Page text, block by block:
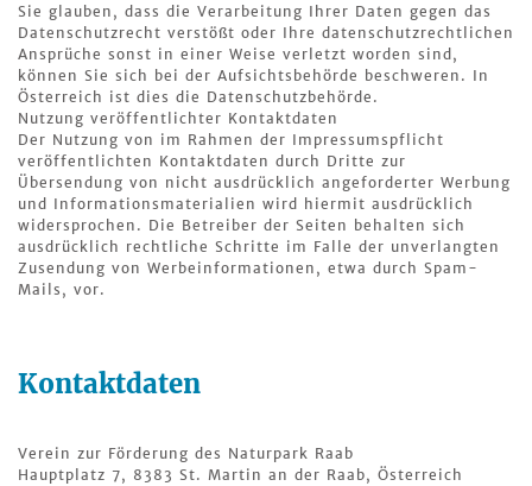
Sie glauben, dass die Verarbeitung Ihrer Daten gegen das
Datenschutzrecht verstößt oder Ihre datenschutzrechtlichen
Ansprüche sonst in einer Weise verletzt worden sind,
können Sie sich bei der Aufsichtsbehörde beschweren. In
Österreich ist dies die Datenschutzbehörde.
Nutzung veröffentlichter Kontaktdaten
Der Nutzung von im Rahmen der Impressumspflicht
veröffentlichten Kontaktdaten durch Dritte zur
Übersendung von nicht ausdrücklich angeforderter Werbung
und Informationsmaterialien wird hiermit ausdrücklich
widersprochen. Die Betreiber der Seiten behalten sich
ausdrücklich rechtliche Schritte im Falle der unverlangten
Zusendung von Werbeinformationen, etwa durch Spam-
Mails, vor.
Kontaktdaten
Verein zur Förderung des Naturpark Raab
Hauptplatz 7, 8383 St. Martin an der Raab, Österreich